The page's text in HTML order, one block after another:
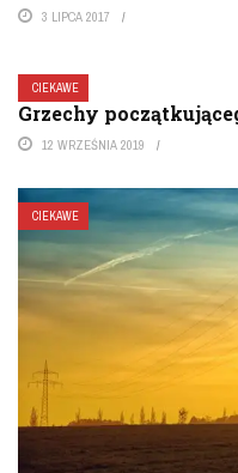
3 LIPCA 2017
CIEKAWE
Grzechy
12 WRZEŚNIA 2019
CIEKAWE